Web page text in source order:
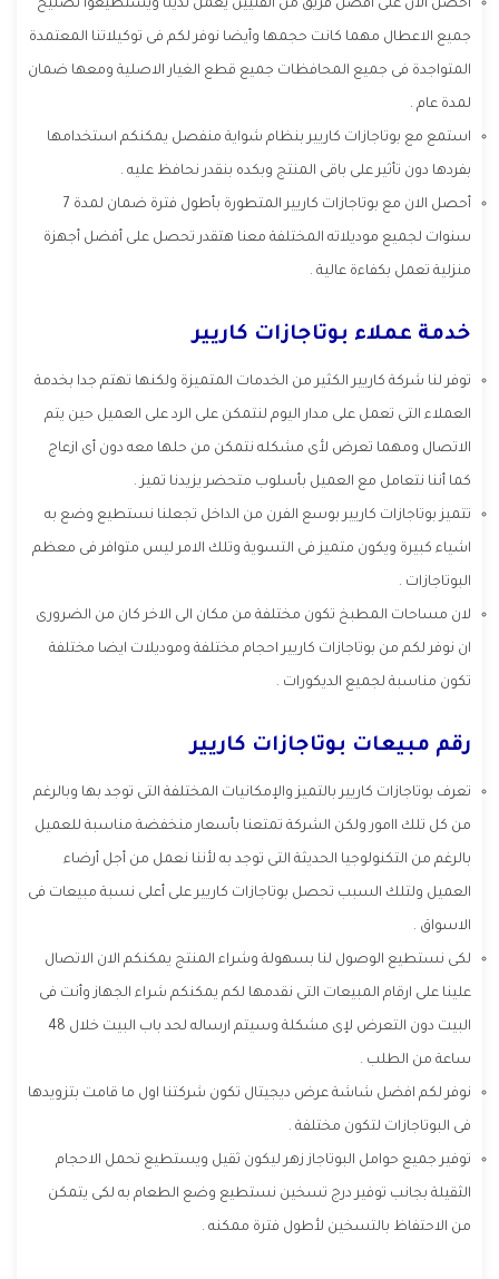
أحصل الان على أفضل فريق من الفنيين يعمل لدينا ويستطيعوا تصليح
جميع الاعطال مهما كانت حجمها وأيضا نوفر لكم فى توكيلاتنا المعتمدة
المتواجدة فى جميع المحافظات جميع قطع الغيار الاصلية ومعها ضمان
لمدة عام .
استمع مع بوتاجازات كاريير بنظام شواية منفصل يمكنكم استخدامها
بفردها دون تأثير على باقى المنتج وبكده بنقدر نحافظ عليه .
أحصل الان مع بوتاجازات كاريير المتطورة بأطول فترة ضمان لمدة 7
سنوات لجميع موديلاته المختلفة معنا هتقدر تحصل على أفضل أجهزة
منزلية تعمل بكفاءة عالية .
خدمة عملاء بوتاجازات كاريير
توفر لنا شركة كاريير الكثير من الخدمات المتميزة ولكنها تهتم جدا بخدمة
العملاء التى تعمل على مدار اليوم لنتمكن على الرد على العميل حين يتم
الاتصال ومهما تعرض لأى مشكله نتمكن من حلها معه دون أى ازعاج
كما أننا نتعامل مع العميل بأسلوب متحضر يزيدنا تميز .
تتميز بوتاجازات كاريير بوسع الفرن من الداخل تجعلنا نستطيع وضع به
اشياء كبيرة ويكون متميز فى التسوية وتلك الامر ليس متوافر فى معظم
البوتاجازات .
لان مساحات المطبخ تكون مختلفة من مكان الى الاخر كان من الضرورى
ان نوفر لكم من بوتاجازات كاريير احجام مختلفة وموديلات ايضا مختلفة
تكون مناسبة لجميع الديكورات .
رقم مبيعات بوتاجازات كاريير
تعرف بوتاجازات كاريير بالتميز والإمكانيات المختلفة التى توجد بها وبالرغم
من كل تلك اامور ولكن الشركة تمتعنا بأسعار منخفضة مناسبة للعميل
بالرغم من التكنولوجيا الحديثة التى توجد به لأننا نعمل من أجل أرضاء
العميل ولتلك السبب تحصل بوتاجازات كاريير على أعلى نسبة مبيعات فى
الاسواق .
لكى نستطيع الوصول لنا بسهولة وشراء المنتج يمكنكم الان الاتصال
علينا على ارقام المبيعات التى نقدمها لكم يمكنكم شراء الجهاز وأنت فى
البيت دون التعرض لإى مشكلة وسيتم ارساله لحد باب البيت خلال 48
ساعة من الطلب .
نوفر لكم افضل شاشة عرض ديجيتال تكون شركتنا اول ما قامت بتزويدها
فى البوتاجازات لتكون مختلفة .
توفير جميع حوامل البوتاجاز زهر ليكون ثقيل ويستطيع تحمل الاحجام
الثقيلة بجانب توفير درج تسخين نستطيع وضع الطعام به لكى يتمكن
من الاحتفاظ بالتسخين لأطول فترة ممكنه .